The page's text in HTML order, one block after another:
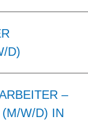
D)
–
(M/W/D) IN